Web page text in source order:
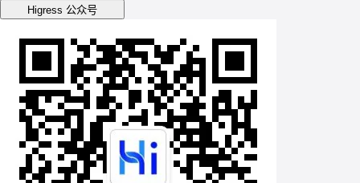
Higress 公众号